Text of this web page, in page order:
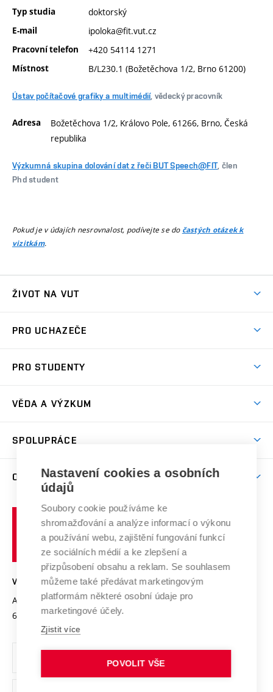
Typ studia doktorský
E-mail ipoloka@fit.vut.cz
Pracovní telefon +420 54114 1271
Místnost B/L230.1 (Božetěchova 1/2, Brno 61200)
Ústav počítačové grafiky a multimédií, vědecký pracovník
Adresa
Božetěchova 1/2, Královo Pole, 61266, Brno, Česká
republika
Výzkumná skupina dolování dat z řeči BUT Speech@FIT, člen
Phd student
Pokud je v údajích nesrovnalost, podívejte se do častých otázek k
vizitkám.
ŽIVOT NA VUT
Koleje
Sport na VUT
Brno
PRO UCHAZEČE
Dny otevřených dveří
Celoživotní vzdělávání
E-přihláška
PRO STUDENTY
Harmonogram akademického roku
Závěrečné práce
Doktorské studium
Zpracování osobních údajů studentů
Sociální bezpečí
Studium bez bariér
Podpora podnikání
VĚDA A VÝZKUM
Mezinárodní vědecká rada
Systém zajišťování kvality výzkumu
Výzkumné infrastruktury
Transfer znalostí
Open Science
Projekty
Projekty ze strukturálních fondů
Specifický výzkum
SPOLUPRÁCE
Zahraniční spolupráce
Spolupráce se školami
Služby univerzity
Mezinárodní dohody
Univerzitní sítě
O UNIVERZITĚ
Profil univerzity
Udržitelná univerzita
Podnikavá univerzita / ContriBUTe
Bezpečná univerzita
Vyznamenání
Organizační struktura
Ochrana osobních údajů
učení
technické
VYSOKÉ UČENÍ TECHNICKÉ V BRNĚ
Antonínská 548/1
602 00 Brno
www.vut.cz
vut@vutbr.cz
Nastavení cookies a osobních
údajů
Soubory cookie používáme ke
shromažďování a analýze informací o výkonu
a používání webu, zajištění fungování funkcí
ze sociálních médií a ke zlepšení a
přizpůsobení obsahu a reklam. Se souhlasem
můžeme také předávat marketingovým
platformám některé osobní údaje pro
marketingové účely.
Zjistit více
POVOLIT VŠE